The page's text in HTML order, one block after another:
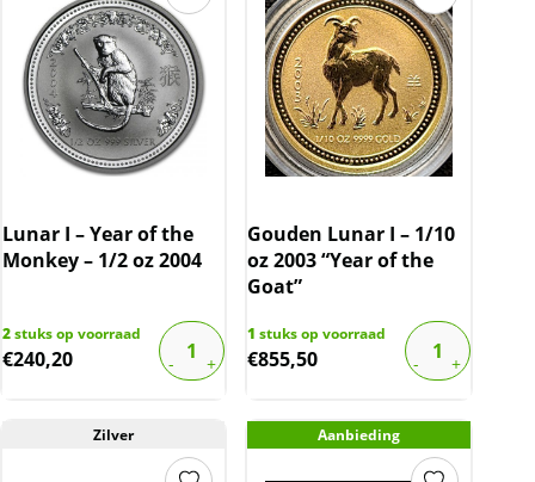
Lunar I – Year of the
Monkey – 1/2 oz 2004
2stuks op voorraad
€240,20
Gouden Lunar I – 1/10
oz 2003 “Year of the
Goat”
1 stuks op voorraad
€855,50
Zilver Aanbieding